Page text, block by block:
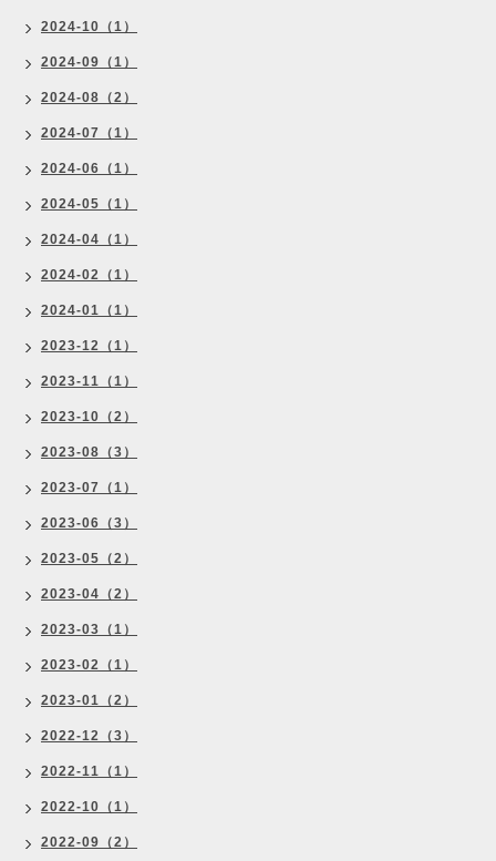
2024-10（1）
2024-09（1）
2024-08（2）
2024-07（1）
2024-06（1）
2024-05（1）
2024-04（1）
2024-02（1）
2024-01（1）
2023-12（1）
2023-11（1）
2023-10（2）
2023-08（3）
2023-07（1）
2023-06（3）
2023-05（2）
2023-04（2）
2023-03（1）
2023-02（1）
2023-01（2）
2022-12（3）
2022-11（1）
2022-10（1）
2022-09（2）